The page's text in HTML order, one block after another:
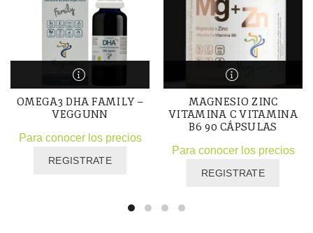
OMEGA3 DHA FAMILY –
VEGGUNN
Para conocer los precios
REGISTRATE
MAGNESIO ZINC
VITAMINA C VITAMINA
B6 90 CÁPSULAS
Para conocer los precios
REGISTRATE